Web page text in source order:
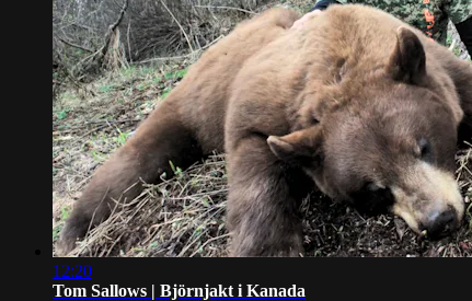
12:20
Tom Sallows | Björnjakt i Kanada